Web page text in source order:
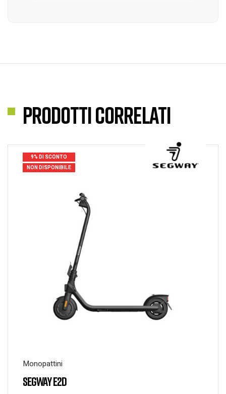
Prodotti correlati
9% DI SCONTO
NON DISPONIBILE
Monopattini
SEGWAY E2D